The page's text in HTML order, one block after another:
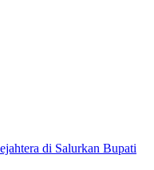
di Salurkan Bupati